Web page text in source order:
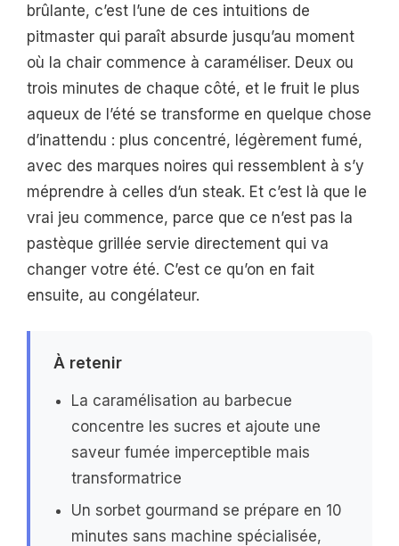
brûlante, c’est l’une de ces intuitions de
pitmaster qui paraît absurde jusqu’au moment
où la chair commence à caraméliser. Deux ou
trois minutes de chaque côté, et le fruit le plus
aqueux de l’été se transforme en quelque chose
d’inattendu : plus concentré, légèrement fumé,
avec des marques noires qui ressemblent à s’y
méprendre à celles d’un steak. Et c’est là que le
vrai jeu commence, parce que ce n’est pas la
pastèque grillée servie directement qui va
changer votre été. C’est ce qu’on en fait
ensuite, au congélateur.
À retenir
La caramélisation au barbecue
concentre les sucres et ajoute une
saveur fumée imperceptible mais
transformatrice
Un sorbet gourmand se prépare en 10
minutes sans machine spécialisée,